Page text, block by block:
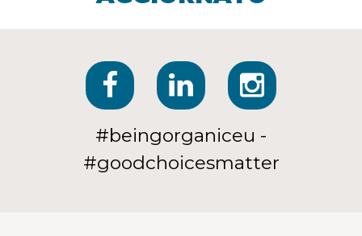
#beingorganiceu -
#goodchoicesmatter